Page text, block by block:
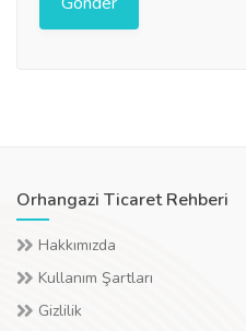
Orhangazi Ticaret Rehberi
Hakkımızda
Kullanım Şartları
Gizlilik